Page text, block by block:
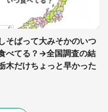
そばって大みそかのいつ
べてる？→全国調査の結
木だけちょっと早かった